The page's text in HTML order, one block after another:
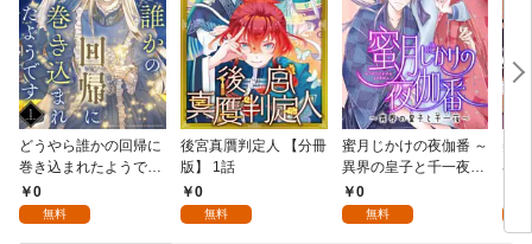
どうやら誰かの回帰に
巻き込まれたようです
【分冊版】 1話
0
無料
後宮真贋判定人 【分冊
版】 1話
0
無料
蜜月じかけの夜伽番 ～
異界の皇子と千一夜～
【分冊版】 1話
0
無料
美
界
版